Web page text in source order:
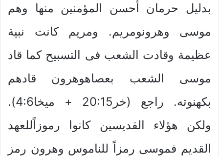
بدليل حرمان أحسن المؤمنين منها وهم
موسى وهرونومريم. ومريم كانت نبية
عظيمة وقادت الشعب فى التسبيح كما قاد
موسى الشعب بعصاهوهرون قادهم
بكهنوته. راجع (خر20:15 + ميخا4:6).
ولكن هؤلاء القديسين كانوا رموزاًللعهد
القديم فموسى رمزاً للناموس وهرون رمز